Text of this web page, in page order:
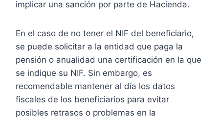
implicar una sanción por parte de Hacienda.
En el caso de no tener el NIF del beneficiario,
se puede solicitar a la entidad que paga la
pensión o anualidad una certificación en la que
se indique su NIF. Sin embargo, es
recomendable mantener al día los datos
fiscales de los beneficiarios para evitar
posibles retrasos o problemas en la